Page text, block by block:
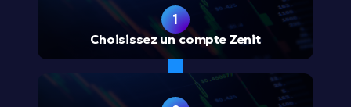
1
Choisissez un compte Zenit